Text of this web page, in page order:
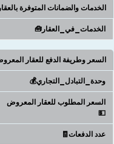
الخدمات والضمانات المتوفرة
الخدمات_في_العقار🧰
السعر وطريفة الدفع للعقار
وحدة_التبادل_التجاري💰
السعر المطلوب للعقار المعروض
💵
عدد الدفعات🧾